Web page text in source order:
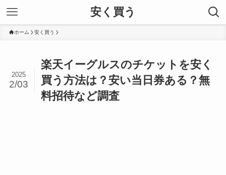
安く買う
ホーム 安く買う
楽天イーグルスのチケットを安く
買う方法は？安い当日券ある？無
料招待など調査
2025
2/03